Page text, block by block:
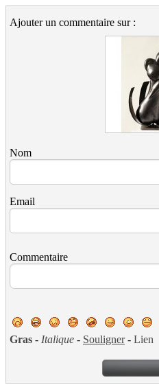
Ajouter un commentaire sur :
Nom
Email
Commentaire
Gras - Italique - Souligner- Lien